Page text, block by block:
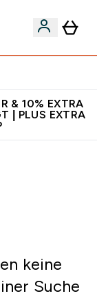
& 10% EXTRA
| PLUS EXTRA
keine
Suche